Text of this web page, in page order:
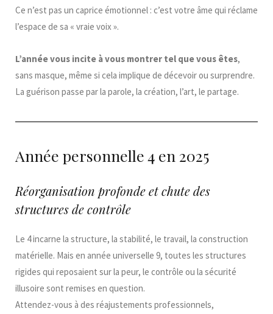
Ce n’est pas un caprice émotionnel : c’est votre âme qui réclame
l’espace de sa « vraie voix ».
L’année vous incite à vous montrer tel que vous êtes,
sans masque, même si cela implique de décevoir ou surprendre.
La guérison passe par la parole, la création, l’art, le partage.
Année personnelle 4 en 2025
Réorganisation profonde et chute des
structures de contrôle
Le 4 incarne la structure, la stabilité, le travail, la construction
matérielle. Mais en année universelle 9, toutes les structures
rigides qui reposaient sur la peur, le contrôle ou la sécurité
illusoire sont remises en question.
Attendez-vous à des réajustements professionnels,